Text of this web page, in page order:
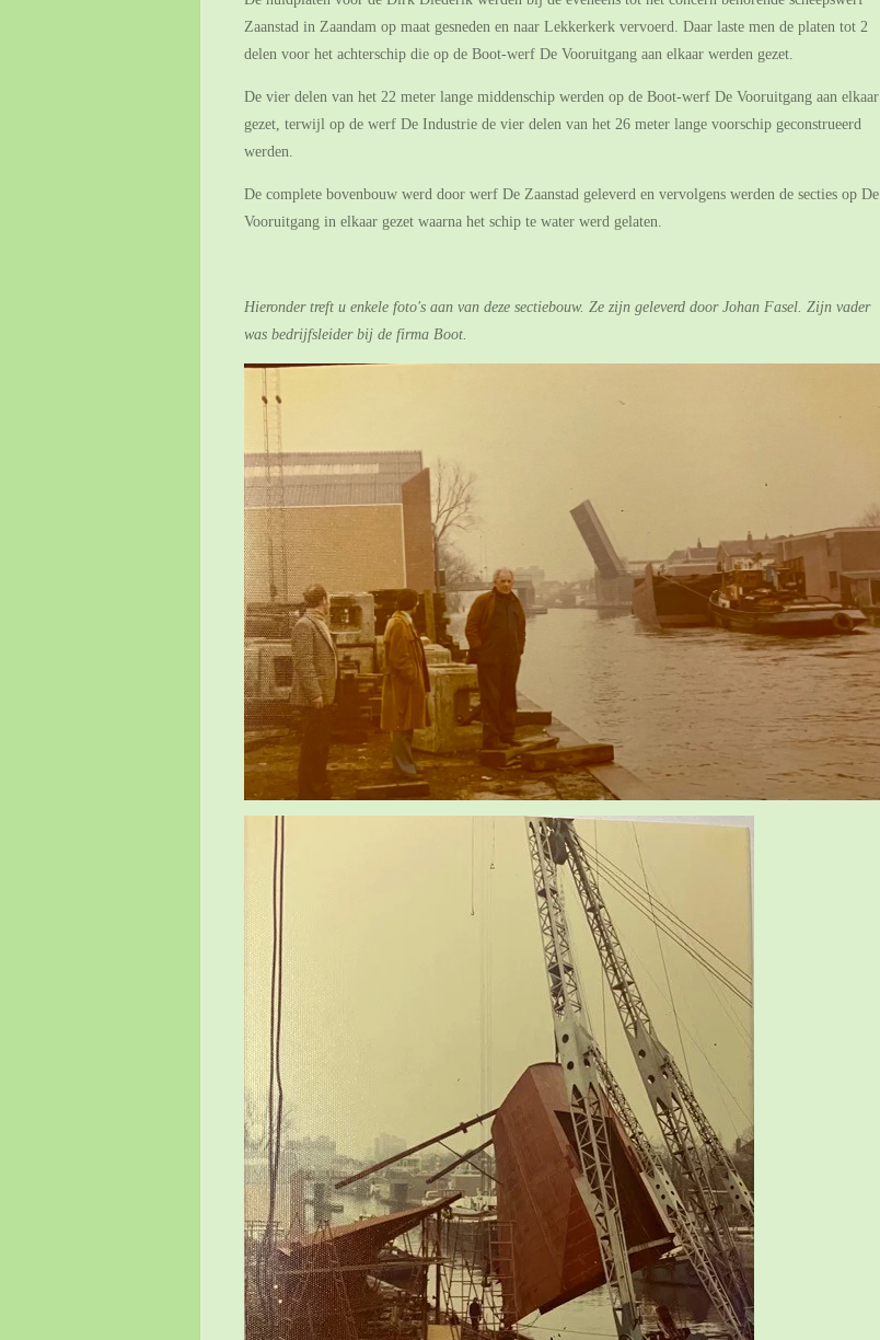
Zaanstad in Zaandam op maat gesneden en naar Lekkerkerk vervoerd. Daar laste men de platen tot 2
delen voor het achterschip die op de Boot-werf De Vooruitgang aan elkaar werden gezet.
De vier delen van het 22 meter lange middenschip werden op de Boot-werf De Vooruitgang aan elkaar
gezet, terwijl op de werf De Industrie de vier delen van het 26 meter lange voorschip geconstrueerd
werden.
De complete bovenbouw werd door werf De Zaanstad geleverd en vervolgens werden de secties op De
Vooruitgang in elkaar gezet waarna het schip te water werd gelaten.
Hieronder treft u enkele foto's aan van deze sectiebouw. Ze zijn geleverd door Johan Fasel. Zijn vader
was bedrijfsleider bij de firma Boot.